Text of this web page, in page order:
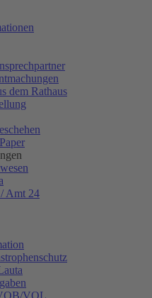
dem Rathaus
Amt 24
VOL